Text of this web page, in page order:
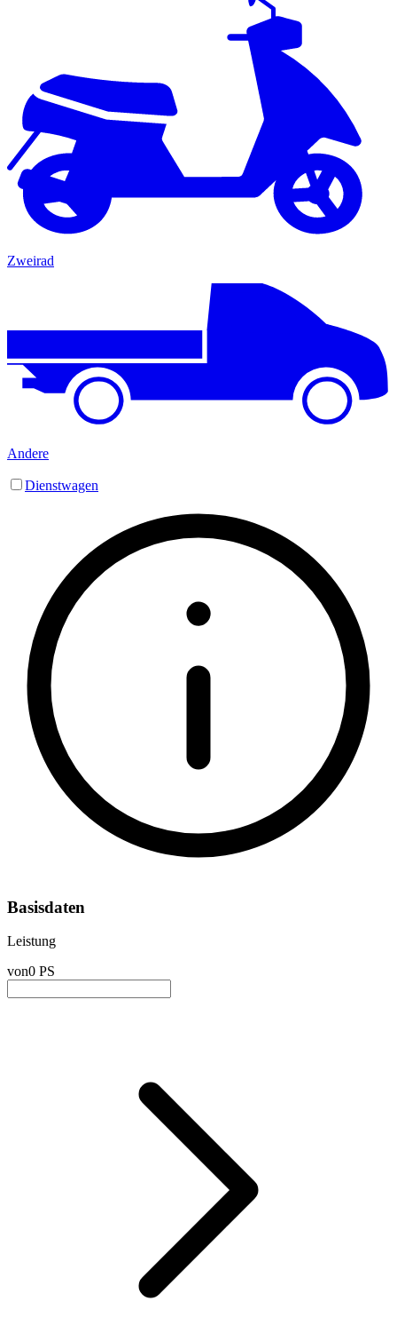
Zweirad
Andere
Dienstwagen
Basisdaten
Leistung
von0 PS